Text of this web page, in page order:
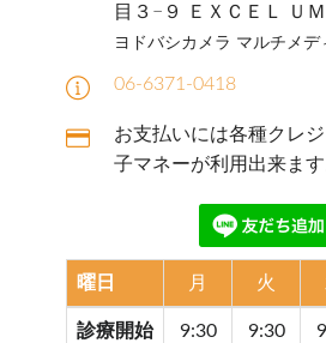
目３−９ ＥＸＣＥＬ Ｕ
ヨドバシカメラ マルチメデ
06-6371-0418
お支払いには各種クレ
子マネーが利用出来ます
曜日 月 火
診療開始 9:30 9:30